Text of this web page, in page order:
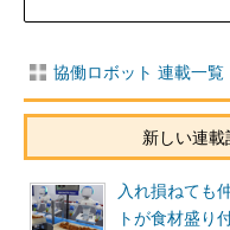
協働ロボット 連載一覧
新しい連
入れ損ねても
トが食材盛り